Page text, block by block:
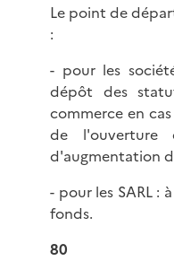
Le point de
:
- pour les
dépôt des
commerce en
de l'ouverture
d'augmentation
- pour les SARL
fonds.
80